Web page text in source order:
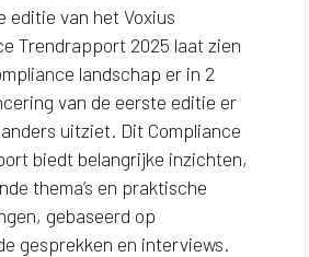
editie van het Voxius
Trendrapport 2025 laat zien
landschap er in 2
van de eerste editie er
uitziet. Dit Compliance
biedt belangrijke inzichten,
thema’s en praktische
gebaseerd op
gesprekken en interviews.